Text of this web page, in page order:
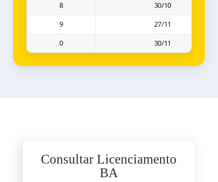
8 30/10
9 27/11
0 30/11
Consultar Licenciamento
BA